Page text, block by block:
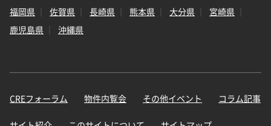
福岡県
佐賀県 長崎県 熊本県 大分県
宮崎県
鹿児島県
沖縄県
CREフォーラム 物件内覧会 その他イベント コラム記事